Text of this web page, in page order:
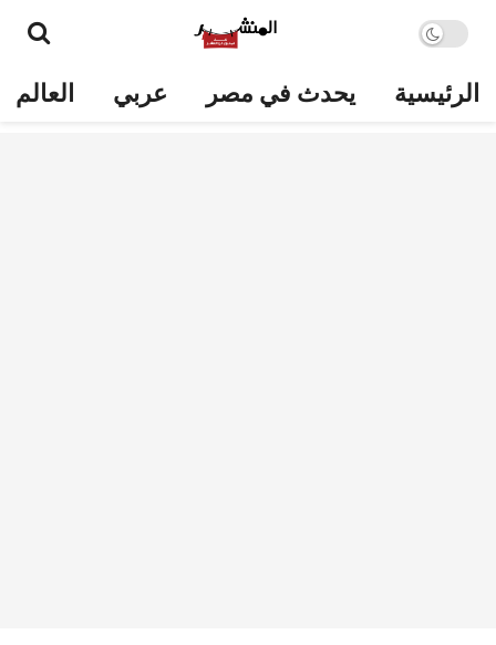
الرئيسية يحدث في مصر عربي العالم